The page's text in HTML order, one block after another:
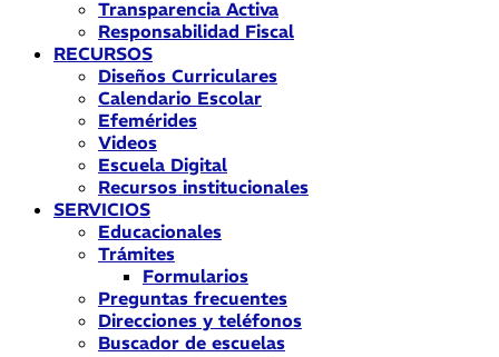
Transparencia Activa
Responsabilidad Fiscal
RECURSOS
Diseños Curriculares
Calendario Escolar
Efemérides
Videos
Escuela Digital
Recursos institucionales
SERVICIOS
Educacionales
Trámites
Formularios
Preguntas frecuentes
Direcciones y teléfonos
Buscador de escuelas